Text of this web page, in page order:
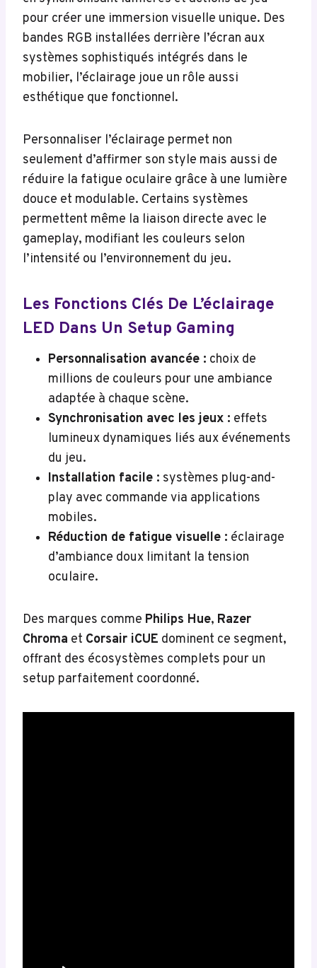
pour créer une immersion visuelle unique. Des
bandes RGB installées derrière l’écran aux
systèmes sophistiqués intégrés dans le
mobilier, l’éclairage joue un rôle aussi
esthétique que fonctionnel.
Personnaliser l’éclairage permet non
seulement d’affirmer son style mais aussi de
réduire la fatigue oculaire grâce à une lumière
douce et modulable. Certains systèmes
permettent même la liaison directe avec le
gameplay, modifiant les couleurs selon
l’intensité ou l’environnement du jeu.
Les Fonctions Clés De L’éclairage
LED Dans Un Setup Gaming
Personnalisation avancée : choix de
millions de couleurs pour une ambiance
adaptée à chaque scène.
Synchronisation avec les jeux : effets
lumineux dynamiques liés aux événements
du jeu.
Installation facile : systèmes plug-and-
play avec commande via applications
mobiles.
Réduction de fatigue visuelle : éclairage
d’ambiance doux limitant la tension
oculaire.
Des marques comme Philips Hue, Razer
Chroma et Corsair iCUE dominent ce segment,
offrant des écosystèmes complets pour un
setup parfaitement coordonné.